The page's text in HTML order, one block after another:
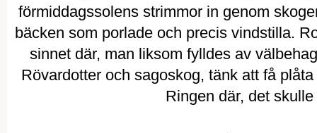
förmiddagssolens strimmor in genom
bäcken som porlade och precis vindstilla.
sinnet där, man liksom fylldes av
Rövardotter och sagoskog, tänk att få
Ringen där, det